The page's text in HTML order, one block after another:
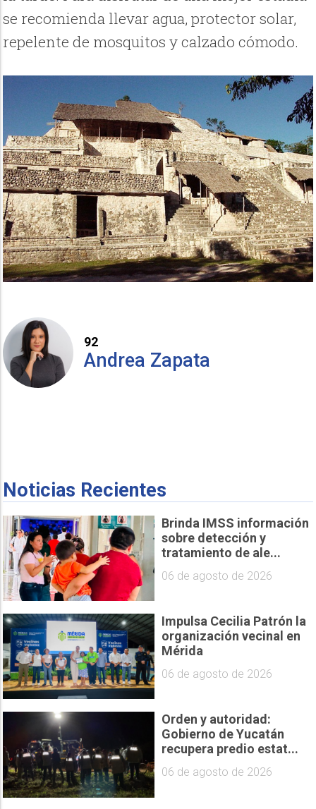
se recomienda llevar agua, protector solar,
repelente de mosquitos y calzado cómodo.
92
Andrea Zapata
Noticias Recientes
Brinda IMSS información
sobre detección y
tratamiento de ale...
06 de agosto de 2026
Impulsa Cecilia Patrón la
organización vecinal en
Mérida
06 de agosto de 2026
Orden y autoridad:
Gobierno de Yucatán
recupera predio estat...
06 de agosto de 2026